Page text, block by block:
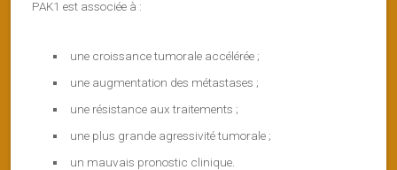
PAK1 est associée à :
une croissance tumorale accélérée ;
une augmentation des métastases ;
une résistance aux traitements ;
une plus grande agressivité tumorale ;
un mauvais pronostic clinique.